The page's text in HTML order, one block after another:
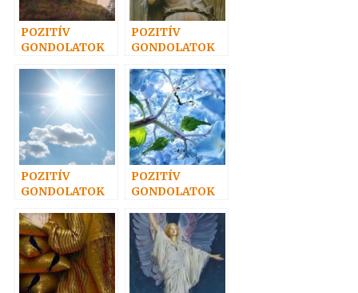
POZITÍV
GONDOLATOK
POZITÍV
GONDOLATOK
POZITÍV
GONDOLATOK
POZITÍV
GONDOLATOK